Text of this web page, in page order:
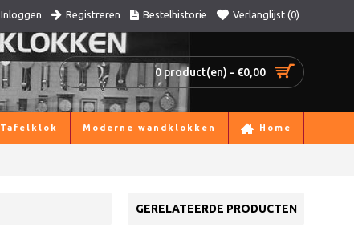
Inloggen Registreren Bestelhistorie Verlanglijst (0)
0 product(en) - €0,00
Tafelklok Moderne wandklokken Home
GERELATEERDE PRODUCTEN